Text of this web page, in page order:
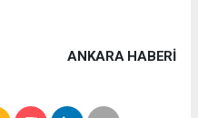
ANKARA HABERİ